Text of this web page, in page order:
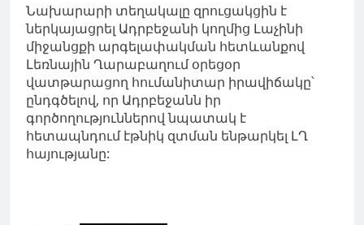
Նախարարի տեղակալը զրուցակցին է
ներկայացրել Ադրբեջանի կողմից Լաչինի
միջանցքի արգելափակման հետևանքով
Լեռնային Ղարաբաղում օրեցօր
վատթարացող հումանիտար իրավիճակը՝
ընդգծելով, որ Ադրբեջանն իր
գործողություններով նպատակ է
հետապնդում էթնիկ զտման ենթարկել ԼՂ
հայությանը: